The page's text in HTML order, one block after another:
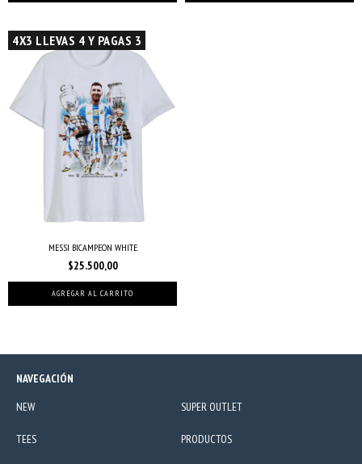
4X3 LLEVAS 4 Y PAGAS 3
MESSI BICAMPEON WHITE
$25.500,00
AGREGAR AL CARRITO
NAVEGACIÓN
NEW
SUPER OUTLET
TEES PRODUCTOS